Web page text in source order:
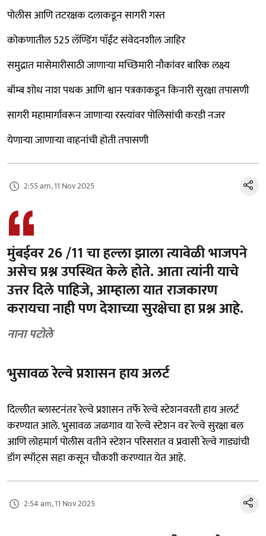
पोलीस आणि तटरक्षक दलाकडून सागरी गस्त
कोकणातील 525 लॅण्डिंग पाॅईंट संवेदनशील जाहिर
समुद्रात मासेमारीसाठी जाणाऱ्या मच्छिमारी नौकांवर बारिक लक्ष्य
बॉम्ब शोध नाश पथक आणि श्वान पत्रकाकडून किनारी सुरक्षा तपासणी
सागरी महामार्गावरून जाणाऱ्या रस्त्यांवर पोलिसांची करडी नजर
येणाऱ्या जाणाऱ्या वाहनांची होती तपासणी
2:55 am, 11 Nov 2025
मुंबईवर 26 /11 चा हल्ला झाला त्यावेळी भाजपने
असेच प्रश्न उपस्थित केले होते. आता त्यांनी याचे
उत्तर दिले पाहिजे, आम्हाला यात राजकारण
करायचा नाही पण देशाच्या सुरक्षेचा हा प्रश्न आहे.
नाना पटोले
भुसावळ रेल्वे प्रशासन हाय अलर्ट
दिल्लीत ब्लास्टनंतर रेल्वे प्रशासन तर्फे रेल्वे स्टेशनवरती हाय अलर्ट
करण्यात आले. भुसावळ जळगाव या रेल्वे स्टेशन वर रेल्वे सुरक्षा बल
आणि लोहमार्ग पोलीस वतीने स्टेशन परिसरात व प्रवासी रेल्वे गाड्यांची
डॉग स्पॉट्स सहा कसून चौकशी करण्यात येत आहे.
2:54 am, 11 Nov 2025